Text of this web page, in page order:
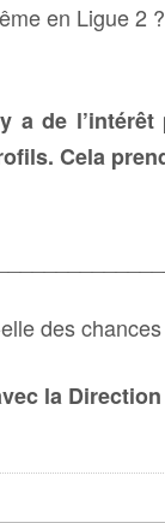
en Ligue 2
a de
Cela
des
la